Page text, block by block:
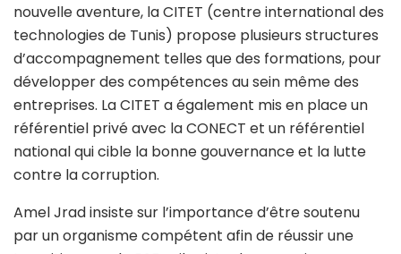
nouvelle aventure, la CITET (centre international des
technologies de Tunis) propose plusieurs structures
d’accompagnement telles que des formations, pour
développer des compétences au sein même des
entreprises. La CITET a également mis en place un
référentiel privé avec la CONECT et un référentiel
national qui cible la bonne gouvernance et la lutte
contre la corruption.
Amel Jrad insiste sur l’importance d’être soutenu
par un organisme compétent afin de réussir une